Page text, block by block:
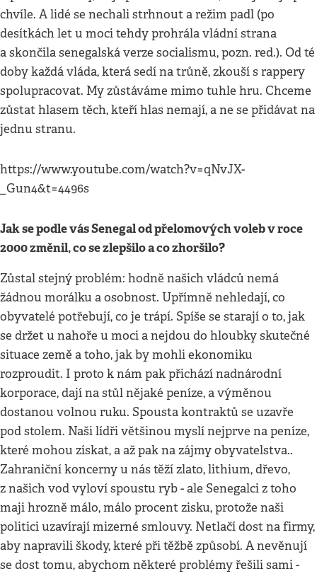
chvíle. A lidé se nechali strhnout a režim padl (po
desítkách let u moci tehdy prohrála vládní strana
a skončila senegalská verze socialismu, pozn. red.). Od té
doby každá vláda, která sedí na trůně, zkouší s rappery
spolupracovat. My zůstáváme mimo tuhle hru. Chceme
zůstat hlasem těch, kteří hlas nemají, a ne se přidávat na
jednu stranu.
https://www.youtube.com/watch?v=qNvJX-
_Gun4&t=4496s
Jak se podle vás Senegal od přelomových voleb v roce
2000 změnil, co se zlepšilo a co zhoršilo?
Zůstal stejný problém: hodně našich vládců nemá
žádnou morálku a osobnost. Upřímně nehledají, co
obyvatelé potřebují, co je trápí. Spíše se starají o to, jak
se držet u nahoře u moci a nejdou do hloubky skutečné
situace země a toho, jak by mohli ekonomiku
rozproudit. I proto k nám pak přichází nadnárodní
korporace, dají na stůl nějaké peníze, a výměnou
dostanou volnou ruku. Spousta kontraktů se uzavře
pod stolem. Naši lídři většinou myslí nejprve na peníze,
které mohou získat, a až pak na zájmy obyvatelstva..
Zahraniční koncerny u nás těží zlato, lithium, dřevo,
z našich vod vyloví spoustu ryb - ale Senegalci z toho
maji hrozně málo, málo procent zisku, protože naši
politici uzavírají mizerné smlouvy. Netlačí dost na firmy,
aby napravili škody, které při těžbě způsobí. A nevěnují
se dost tomu, abychom některé problémy řešili sami -